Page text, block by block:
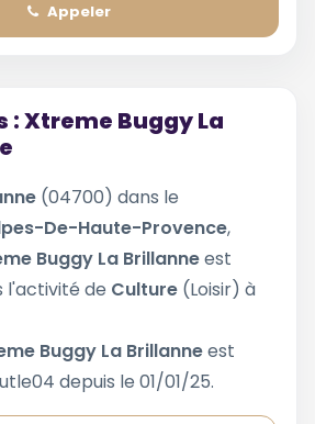
Appeler
: Xtreme Buggy La
(04700) dans le
De-Haute-Provence,
Buggy La Brillanneest
l'activité de Culture (Loisir) à
Buggy La Brillanneest
depuis le 01/01/25.